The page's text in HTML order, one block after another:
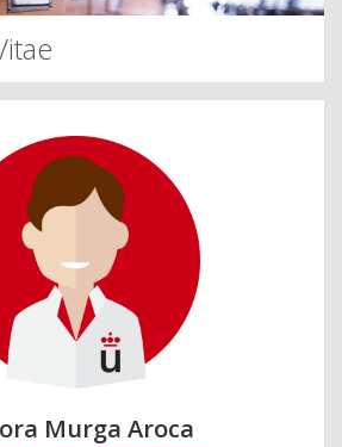
Murga Aroca